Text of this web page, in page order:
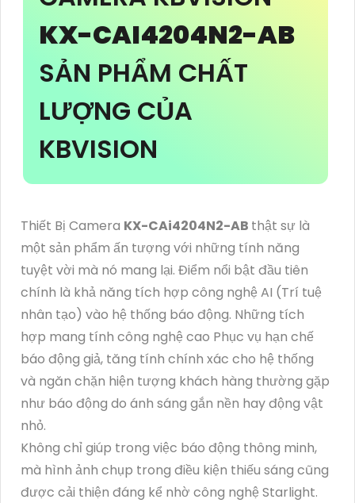
KX-CAI4204N2-AB
SẢN PHẨM CHẤT
LƯỢNG CỦA
KBVISION
Thiết Bị Camera KX-CAi4204N2-AB thật sự là
một sản phẩm ấn tượng với những tính năng
tuyệt vời mà nó mang lại. Điểm nổi bật đầu tiên
chính là khả năng tích hợp công nghệ AI (Trí tuệ
nhân tạo) vào hệ thống báo động. Những tích
hợp mang tính công nghệ cao Phục vụ hạn chế
báo động giả, tăng tính chính xác cho hệ thống
và ngăn chặn hiện tượng khách hàng thường gặp
như báo động do ánh sáng gắn nền hay động vật
nhỏ.
Không chỉ giúp trong việc báo động thông minh,
mà hình ảnh chụp trong điều kiện thiếu sáng cũng
được cải thiện đáng kể nhờ công nghệ Starlight.